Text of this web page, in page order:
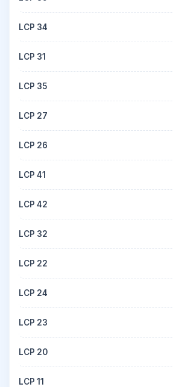
LCP 34
LCP 31
LCP 35
LCP 27
LCP 26
LCP 41
LCP 42
LCP 32
LCP 22
LCP 24
LCP 23
LCP 20
LCP 11